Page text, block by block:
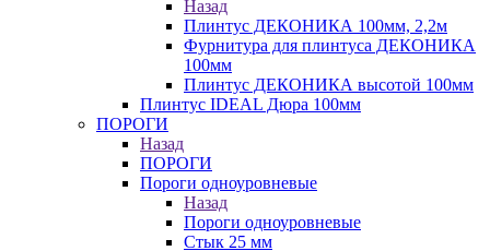
Назад
Плинтус ДЕКОНИКА 100мм, 2,2м
Фурнитура для плинтуса ДЕКОНИКА
100мм
Плинтус ДЕКОНИКА высотой 100мм
Плинтус IDEAL Дюра 100мм
ПОРОГИ
Назад
ПОРОГИ
Пороги одноуровневые
Назад
Пороги одноуровневые
Стык 25 мм